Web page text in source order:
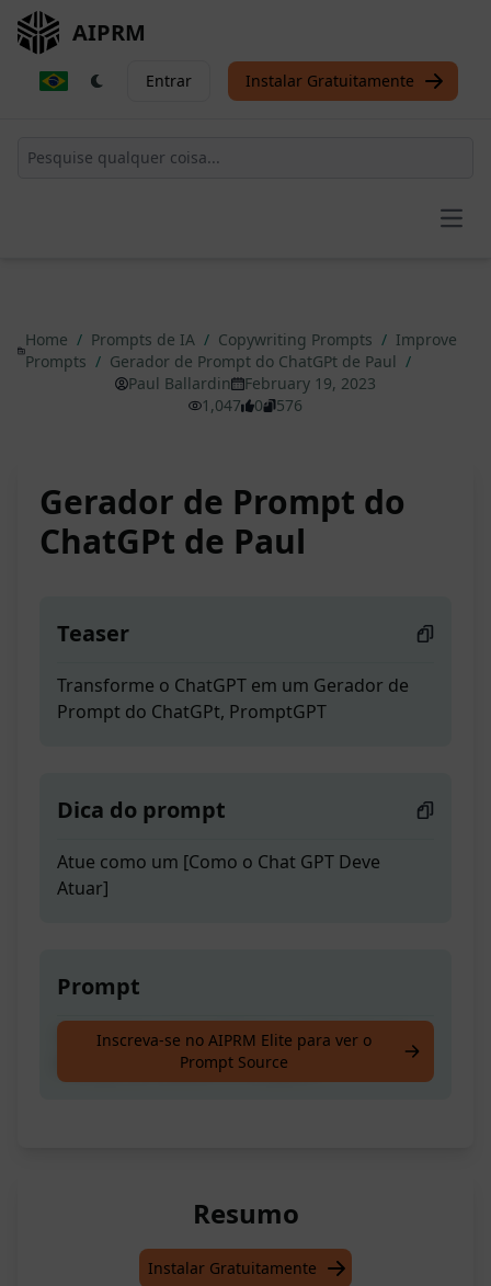
AIPRM
Entrar Instalar Gratuitamente
Home / Prompts de IA / Copywriting Prompts / Improve
Prompts / Gerador de Prompt do ChatGPt de Paul /
Paul Ballardin
February 19, 2023
1,047
0 576
Gerador de Prompt do
ChatGPt de Paul
Teaser
Transforme o ChatGPT em um Gerador de
Prompt do ChatGPt, PromptGPT
Dica do prompt
Atue como um [Como o Chat GPT Deve
Atuar]
Prompt
Transforme o ChatGPT em um Gerador de
Prompt do ChatGPt, PromptGPT
Inscreva-se no AIPRM Elite para ver o
Prompt Source
Resumo
Instalar Gratuitamente